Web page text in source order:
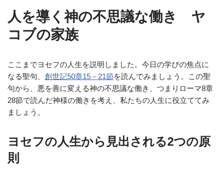
人を導く神の不思議な働き ヤ
コブの家族
ここまでヨセフの人生を説明しました。今日の学びの焦点に
なる聖句、 創世記50章15－21節を読んでみましょう。この聖
句から、悪を善に変える神の不思議な働き、つまりローマ8章
28節で読んだ神様の働きを考え、私たちの人生に役立ててみ
ましょう。
ヨセフの人生から見出される2つの原
則